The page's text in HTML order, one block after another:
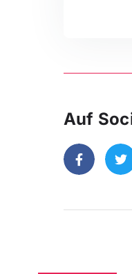
Auf